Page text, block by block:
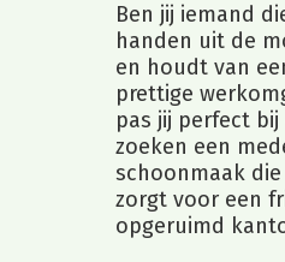
Ben jij iemand
handen uit de
en houdt van
prettige
pas jij perfect bij
zoeken een
schoonmaak
zorgt voor een
opgeruimd